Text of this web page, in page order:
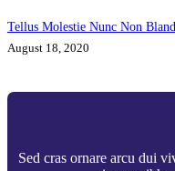
Tellus Molestie Nunc Non
August 18, 2020
Sed cras ornare arcu dui